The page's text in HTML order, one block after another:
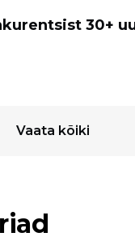
30+
Vaata kõiki